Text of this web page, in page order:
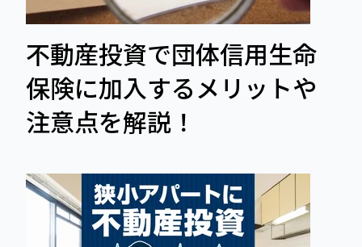
不動産投資で団体信用生命
保険に加入するメリットや
注意点を解説！